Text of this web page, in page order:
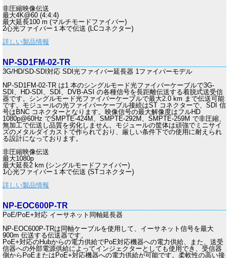
非圧縮映像伝送
最大4K@60 (4:4:4)
最大延長100 m (マルチモードファイバー)
2心光ファイバー１本で伝送 (LCコネクター)
詳しい製品情報
NP-SD1FM-02-TR
3G/HD/SD-SDI対応 SDI光ファイバー延長器 1ファイバーモデル
NP-SD1FM-02-TR は1 本のシングルモード光ファイバーケーブルで3G-
SDI、HD-SDI、SDI、DVB-ASI の各種信号を長距離伝送する着脱式送受信
器です。シングルモード光ファイバーケーブルで最大2.0 km まで伝送可能
です。モジュールの光ファイバーケーブル接続はST コネクターで、SDI 信
号はBNC コネクターとなります。映像信号の最大解像度はフルHD
1080p@60Hz でSMPTE-424M、SMPTE-292M、SMPTE-259M で非圧縮、
無加工で伝送し品質を劣化しません。モジュールの筐体は頑強でミニサイ
ズのメタルダイカストで作られており、厳しい条件下での使用に耐えられ
る設計になっております。
非圧縮映像伝送
最大1080p
最大延長2 km (シングルモードファイバー)
1心光ファイバー１本で伝送 (STコネクター)
詳しい製品情報
NP-EOC600P-TR
PoE/PoE+対応 イーサネット同軸延長器
NP-EOC600P-TRは同軸ケーブルを使用して、イーサネット信号を最大
900m 伝送する伝送器です。
PoE+対応のHubからの電力供給でPoE対応機器への電力供給、また、送受
信器への外部電源供給によってインジェクターとしても使用でき、受信器
側からPoEまたはPoE+対応機器への電力供給が可能です。柔軟性の高い接